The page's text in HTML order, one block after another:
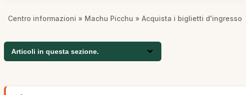
Centro informazioni » Machu Picchu » Acquista i biglietti d'ingresso
Articoli in questa sezione.